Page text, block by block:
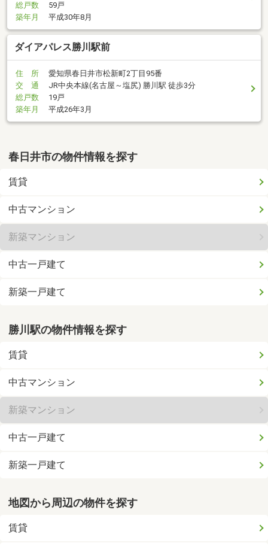
総戸数
59戸
築年月
平成30年8月
ダイアパレス勝川駅前
住 所
愛知県春日井市松新町2丁目95番
交 通
JR中央本線(名古屋～塩尻) 勝川駅 徒歩3分
総戸数
19戸
築年月
平成26年3月
春日井市の物件情報を探す
賃貸
中古マンション
新築マンション
中古一戸建て
新築一戸建て
勝川駅の物件情報を探す
賃貸
中古マンション
新築マンション
中古一戸建て
新築一戸建て
地図から周辺の物件を探す
賃貸